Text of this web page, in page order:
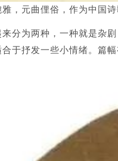
，元曲俚俗，作为中国
来分为两种，一种就是杂剧
合于抒发一些小情绪。篇幅